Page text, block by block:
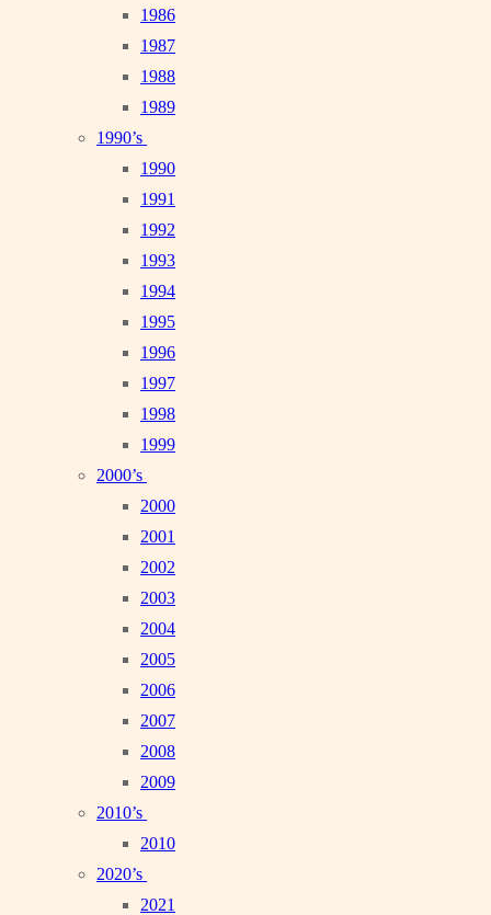
1986
1987
1988
1989
1990’s
1990
1991
1992
1993
1994
1995
1996
1997
1998
1999
2000’s
2000
2001
2002
2003
2004
2005
2006
2007
2008
2009
2010’s
2010
2020’s
2021